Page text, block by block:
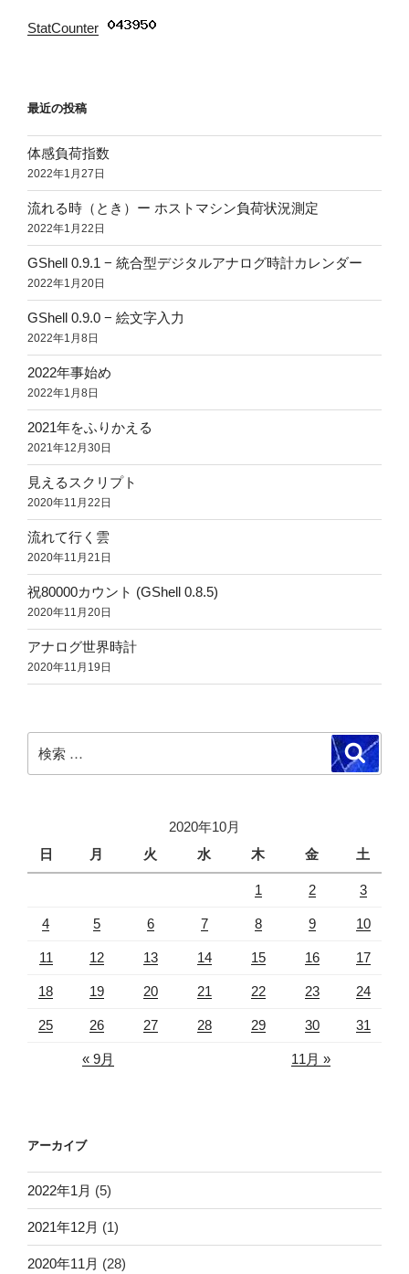
StatCounter
最近の投稿
体感負荷指数
2022年1月27日
流れる時（とき）ー ホストマシン負荷状況測定
2022年1月22日
GShell 0.9.1 − 統合型デジタルアナログ時計カレンダー
2022年1月20日
GShell 0.9.0 − 絵文字入力
2022年1月8日
2022年事始め
2022年1月8日
2021年をふりかえる
2021年12月30日
見えるスクリプト
2020年11月22日
流れて行く雲
2020年11月21日
祝80000カウント (GShell 0.8.5)
2020年11月20日
アナログ世界時計
2020年11月19日
索:
検
索
2020年10月
日
月 火 水 木 金 土
1 2 3
4 5 6 7 8 9 10
11 12 13 14 15 16 17
18 19 20 21 22 23 24
25 26 27 28 29 30 31
« 9月 11月 »
アーカイブ
2022年1月 (5)
2021年12月 (1)
2020年11月 (28)